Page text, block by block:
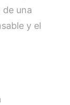
una
y el